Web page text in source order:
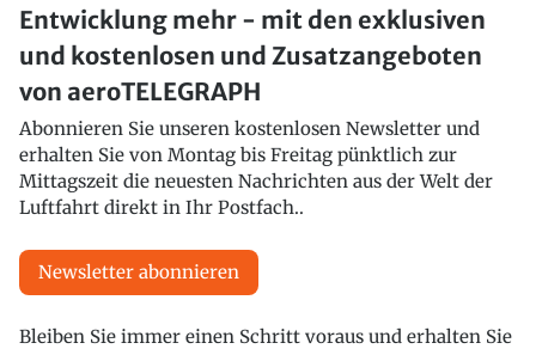
Entwicklung mehr - mit den exklusiven
und kostenlosen und Zusatzangeboten
von aeroTELEGRAPH
Abonnieren Sie unseren kostenlosen Newsletter und
erhalten Sie von Montag bis Freitag pünktlich zur
Mittagszeit die neuesten Nachrichten aus der Welt der
Luftfahrt direkt in Ihr Postfach..
Newsletter abonnieren
Bleiben Sie immer einen Schritt voraus und erhalten Sie